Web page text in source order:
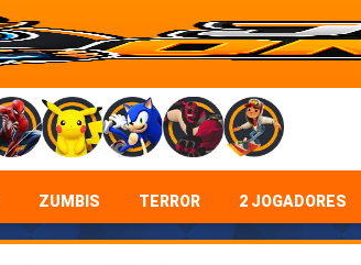
ZUMBIS TERROR 2 JOGADORES